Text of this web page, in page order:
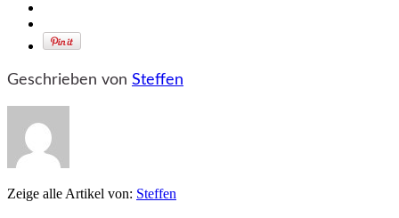
Geschrieben von Steffen
Zeige alle Artikel von: Steffen